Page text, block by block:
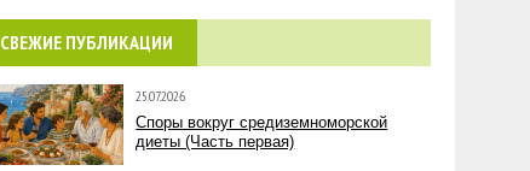
СВЕЖИЕ ПУБЛИКАЦИИ
25.07.2026
Споры вокруг средиземноморской
диеты (Часть первая)